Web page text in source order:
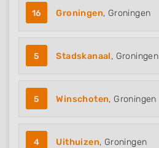
16 Groningen, Groningen
5 Stadskanaal, Groningen
5 Winschoten, Groningen
4 Uithuizen, Groningen